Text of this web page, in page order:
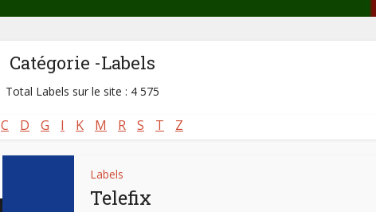
Catégorie -Labels
Total Labels sur le site : 4 575
C D G I K M R S T Z
Labels
Telefix